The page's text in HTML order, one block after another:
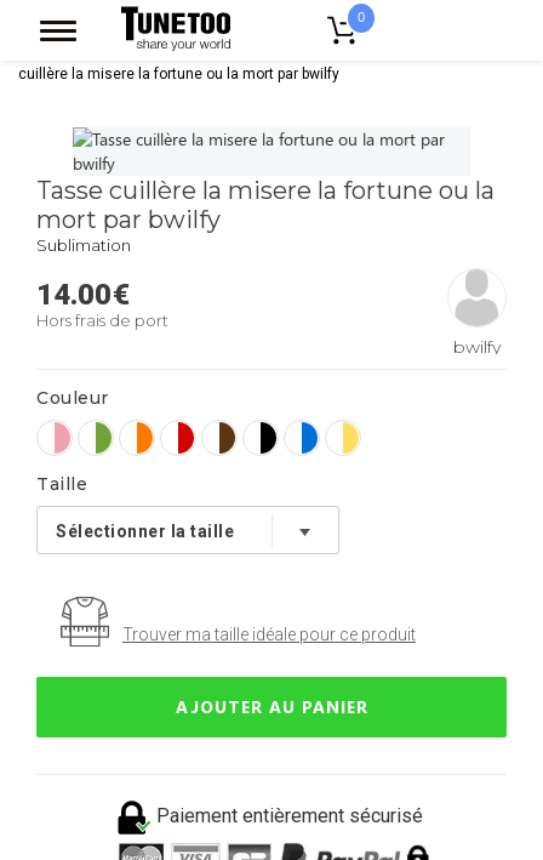
0
Accessoires Casquettes
cuillère la misere la fortune ou la mort par bwilfy
Tasse cuillère la misere la fortune ou la
mort par bwilfy
Sublimation
14.00€
Hors frais de port
bwilfy
Couleur
Taille
Trouver ma taille idéale pour ce produit
AJOUTER AU PANIER
Paiement entièrement sécurisé